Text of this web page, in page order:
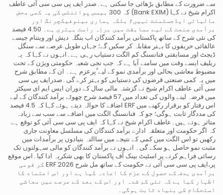
سے ضرورت کے مطابق بڑھائی جا سکتی ہے۔صدر ایف پی سی سی آئی عاطف
اکرام شیخ نے کہا (Bank EXIM) کہ 300 بیسس پوائنٹس کی یہ کمی محض
مالیاتی ایڈجسٹمنٹ نہیں؛ بلکہ ہماری مینوفیکچرنگ اور
برآمدی صنعت کے لیے مسابقت میں براِہ راست بہتری ہے۔ 4.50 فیصد
کی نئی شرح کے ساتھ پاکستانی برآمد کنندگان اب بنگلہ دیش اور ویتنام جیسے
عالقائی حریفوں کا بہتر مقابلہ کر سکیں گے؛ جہاں طویل عرصے سے سنگل
ڈیجٹ اور مسابقتی فنانسنگ کم الگت دستیاب رہی ہے۔انہوں نے کہا کہ یہ
ریلیف ایسے وقت میں سامنے آیا ہے کہ جب نجی شعبہ حکومتی ویژن کے تحت
مضبوط معاشی بحالی اور برآمدی نمو کے لیے ُپرعزم ہے۔ ان کے مطابق شرح
میں یہ کمی صنعتی قرضوں کی دستیابی کو بہتر کرے گی۔صدرایف پی سی
سی آئی عاطف اکرام شیخ نے گزشتہ مالی سال کے دوران ایس ایم ای سیکٹر
میں قرضہ لینے والوں کی تعداد میں 57 فیصد شرح چھوٹے برآمد کنندگان کے لیے
اس رفتار کو برقرار رکھنے میں ERF اضافے کا حوالہ دیتے ہوئے کہا کہ 4.5 فیصد
کی مددگار ثابت ہوگی؛ جو کہ فنانسنگ الگت میں اضافے سے سب سے زیادہ
متاثر ہوتے ہیں۔عاطف اکرام شیخ نے کہا کہ ایف پی سی سی آئی کو توقع ہے
کہ اگر حکومت اور متعلقہ ادارے برآمد کنندگان کی مسلسل معاونت جاری
رکھیں تو اس الگت میں کمی کے نتیجے میں ساالنہ بنیادوں پر برآمدات میں
مثبت نمو حاصل ہو سکے گی۔ انہوں نے برآمد کنندگان کو مالی سہولتوں تک
رسائی فراہم کرنے پر اسٹیٹ بینک آف پاکستان کا بھی شکریہ ادا کیا۔اس موقع
پر،ایف پی سی سی آئی نے حکومت کے ساتھ مل شرح 2026 ERF کر قومی
برآمدی ہدف کے حصول کے عزم کا اعادہ کیا ہے اور اس اعتماد کا
اظہار کیا ہے کہ نئی کم شدہ اور اس کے بعد کے عرصے میں معاشی
استحکام کی بنیاد ثابت ہوگی۔